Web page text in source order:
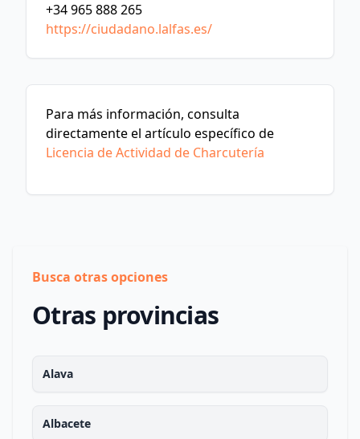
+34 965 888 265
https://ciudadano.lalfas.es/
Para más información, consulta
directamente el artículo específico de
Licencia de Actividad de Charcutería
Busca otras opciones
Otras provincias
Alava
Albacete